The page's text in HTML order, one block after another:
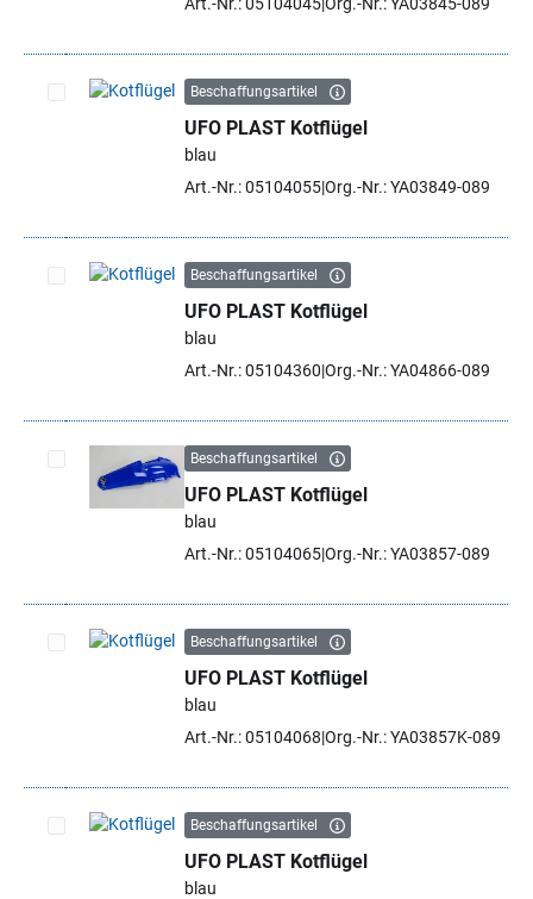
Artikel auswählen
Beschaffungsartikel
UFO PLAST Kotflügel
blau
Art.-Nr.: 05104055Org.-Nr.: YA03849-089
Artikel auswählen
Beschaffungsartikel
UFO PLAST Kotflügel
blau
Art.-Nr.: 05104360 Org.-Nr.: YA04866-089
Artikel auswählen
Beschaffungsartikel
UFO PLAST Kotflügel
blau
Art.-Nr.: 05104065Org.-Nr.: YA03857-089
Artikel auswählen
Beschaffungsartikel
UFO PLAST Kotflügel
blau
Art.-Nr.: 05104068 Org.-Nr.: YA03857K-089
Artikel auswählen
Beschaffungsartikel
UFO PLAST Kotflügel
blau